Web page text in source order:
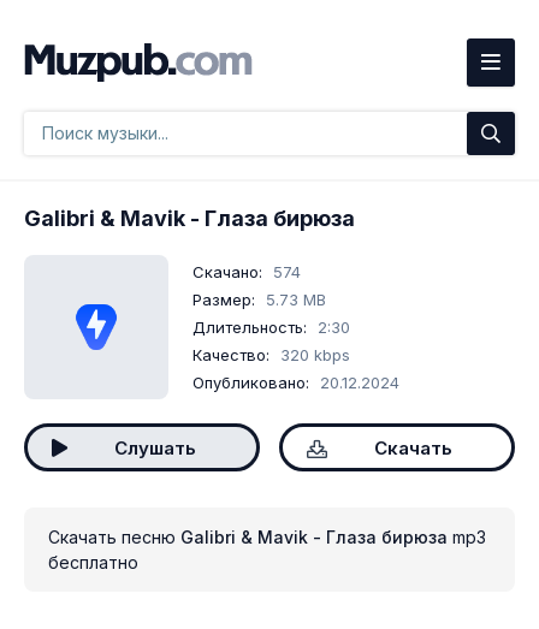
Galibri & Mavik - Глаза бирюза
Скачано:
574
Размер:
5.73 MB
Длительность:
2:30
Качество:
320 kbps
Опубликовано:
20.12.2024
Слушать Скачать
Скачать песню Galibri & Mavik - Глаза бирюза mp3
бесплатно